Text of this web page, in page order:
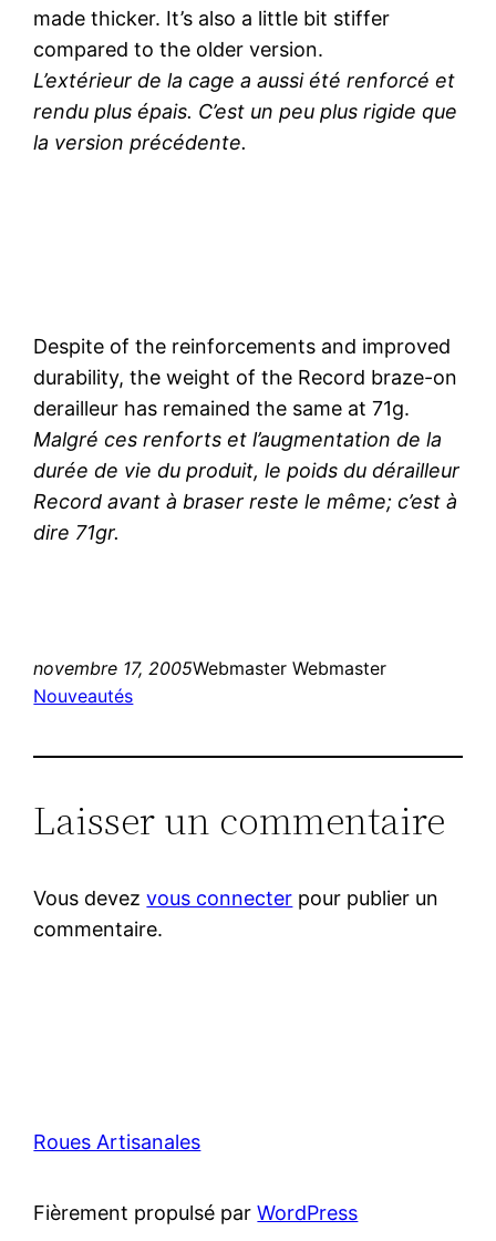
made thicker. It’s also a little bit stiffer
compared to the older version.
L’extérieur de la cage a aussi été renforcé et
rendu plus épais. C’est un peu plus rigide que
la version précédente.
Despite of the reinforcements and improved
durability, the weight of the Record braze-on
derailleur has remained the same at 71g.
Malgré ces renforts et l’augmentation de la
durée de vie du produit, le poids du dérailleur
Record avant à braser reste le même; c’est à
dire 71gr.
novembre 17, 2005Webmaster Webmaster
Nouveautés
Laisser un commentaire
Vous devezvous connecter pour publier un
commentaire.
Roues Artisanales
Fièrement propulsé parWordPress